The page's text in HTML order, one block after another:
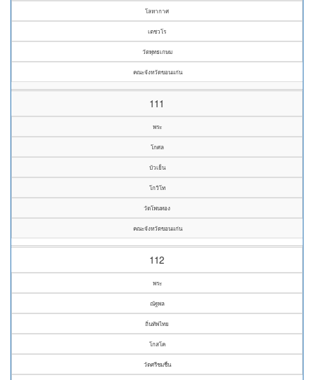
โลหากาศ
เตชวโร
วัดพุทธเกษม
คณะจังหวัดขอนแก่น
111
พระ
โกศล
บัวเย็น
โกวิโท
วัดโพนทอง
คณะจังหวัดขอนแก่น
112
พระ
ณัฐพล
ถิ่นทัพไทย
โกสโค
วัดศรีชมชื่น